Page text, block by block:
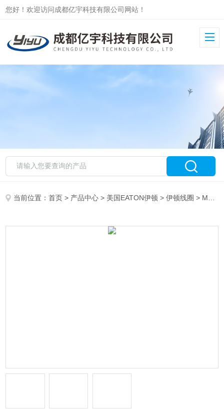
您好！欢迎访问成都亿宇科技有限公司网站！
当前位置：首页 > 产品中心 > 美国EATON伊顿 >伊顿线圈 > MCSCP012DW0B0010库存EATON伊顿电磁阀线圈MCSCP012